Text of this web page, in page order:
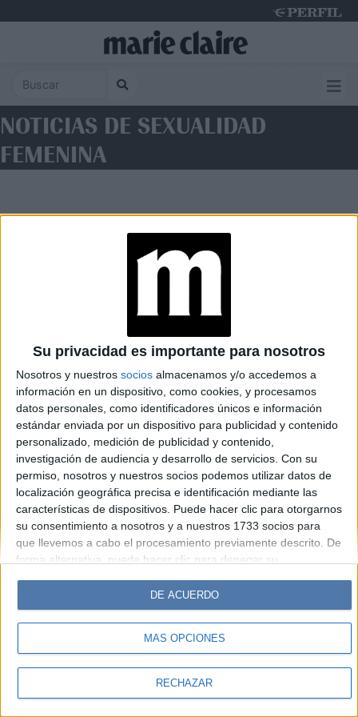
Su privacidad es importante para nosotros
Nosotros y nuestros socios almacenamos y/o accedemos a
información en un dispositivo, como cookies, y procesamos
datos personales, como identificadores únicos e información
estándar enviada por un dispositivo para publicidad y contenido
personalizado, medición de publicidad y contenido,
investigación de audiencia y desarrollo de servicios. Con su
permiso, nosotros y nuestros socios podemos utilizar datos de
localización geográfica precisa e identificación mediante las
características de dispositivos. Puede hacer clic para otorgarnos
su consentimiento a nosotros y a nuestros 1733 socios para
que llevemos a cabo el procesamiento previamente descrito. De
forma alternativa, puede hacer clic para denegar su
cambiar sus preferencias antes de otorgar su consentimiento.
Tenga en cuenta que algún procesamiento de sus datos
personales puede no requerir de su consentimiento, pero usted
tiene el derecho de rechazar tal procesamiento. Sus
sus preferencias o retirar su consentimiento en cualquier
MÁS OPCIONES
RECHAZAR
DE ACUERDO
NOTICIAS DE SEXUALIDAD
FEMENINA
Caras Noticias
Hombre
Parabrisas
Look
Luz Mía Lunateen Break BATimes
© Perfil.com 2006-2019 - Todos los derechos reservados
Registro de Propiedad Intelectual: Nro. 5346433